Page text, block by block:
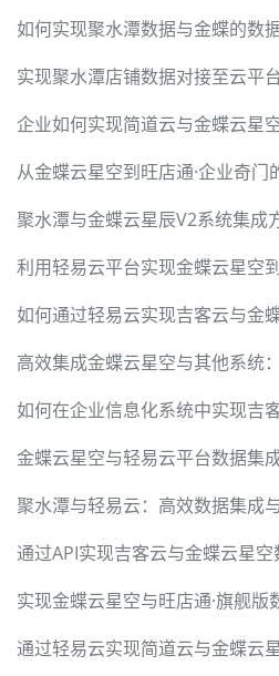
如何实现聚水潭数据与金蝶的
实现聚水潭店铺数据对接至云平
企业如何实现简道云与金蝶云星
从金蝶云星空到旺店通·企业奇门
聚水潭与金蝶云星辰V2系统集成
利用轻易云平台实现金蝶云星空
如何通过轻易云实现吉客云与金
高效集成金蝶云星空与其他系统
金蝶云星空与轻易云平台数据集
聚水潭与轻易云：高效数据集成
通过API实现吉客云与金蝶云星
实现金蝶云星空与旺店通·旗舰
通过轻易云实现简道云与金蝶云